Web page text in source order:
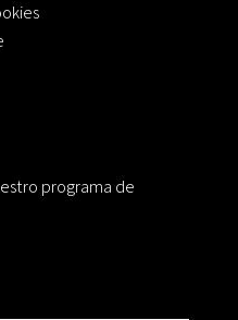
programa de